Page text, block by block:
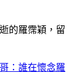
的羅霈穎，留
：誰在懷念羅